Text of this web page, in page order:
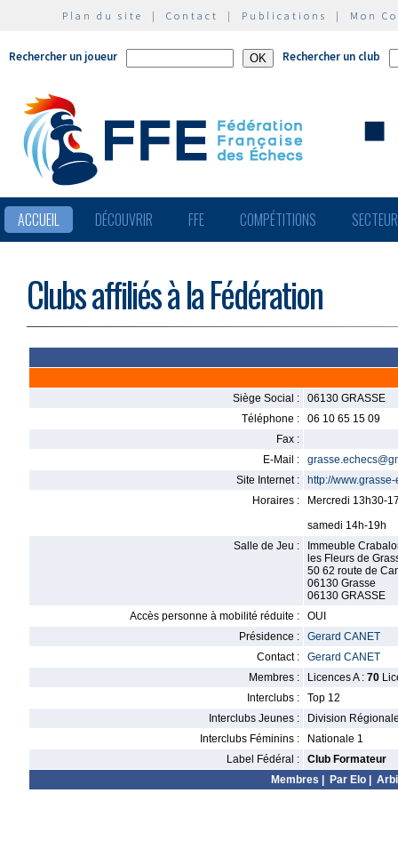
Plan du site | Contact | Publications | Mon
Rechercher un joueur Rechercher un club
ACCUEIL DÉCOUVRIR FFE COMPÉTITIONS
Clubs affiliés à la Fédération
Siège Social :
06130 GRASSE
Téléphone :
06 10 65 15 09
Fax :
E-Mail :
Site Internet :
http://
Horaires :
Mercredi 13h30-
samedi 14h-19h
Salle de Jeu :
Immeuble
les Fleurs de
50 62 route de
06130 Grasse
06130 GRASSE
Accès personne à mobilité réduite :
OUI
Présidence :
Gerard CANET
Contact :
Gerard CANET
Membres :
Licences A : 70
Interclubs :
Top 12
Interclubs Jeunes :
Division
Interclubs Féminins :
Nationale 1
Label Fédéral :
Club Formateur
Membres
Par Elo